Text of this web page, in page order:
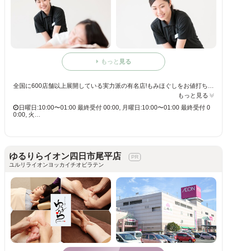
もっと見る
全国に600店舗以上展開している実力派の有名店!もみほぐしをお値打ち価格で☆60分3,980円(りらくるアプリ会員価格3,600円)
もっと見る
日曜日:10:00〜01:00 最終受付 00:00, 月曜日:10:00〜01:00 最終受付 0
0:00, 火…
ゆるりらイオン四日市尾平店
ユルリライオンヨッカイチオビラテン